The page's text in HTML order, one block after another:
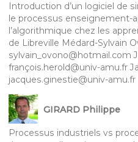
Introduction d’un logiciel de
le processus enseignement-
l’algorithmique chez les
de Libreville Médard-Sylvain
sylvain_ovono@hotmail.com
françois.herold@univ-amu.fr
jacques.ginestie@univ-amu.fr
GIRARD Philippe
Processus industriels vs